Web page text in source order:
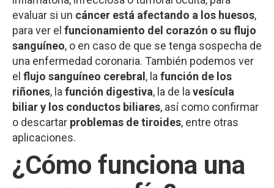
evaluar si un cáncer está afectando a los huesos,
para ver el funcionamiento del corazón o su flujo
sanguíneo, o en caso de que se tenga sospecha de
una enfermedad coronaria. También podemos ver
el flujo sanguíneo cerebral , la función de los
riñones, la función digestiva, la de la vesícula
biliar y los conductos biliares, así como confirmar
o descartar problemas de tiroides, entre otras
aplicaciones.
¿Cómo funciona una